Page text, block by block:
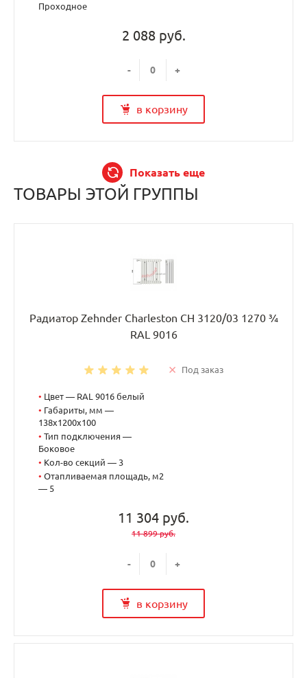
Проходное
2 088 руб.
- +
в корзину
Показать еще
ТОВАРЫ ЭТОЙ ГРУППЫ
Радиатор Zehnder Charleston CH 3120/03 1270 ¾
RAL 9016
Под заказ
• Цвет — RAL 9016 белый
• Габариты, мм —
138x1200x100
• Тип подключения —
Боковое
• Кол-во секций — 3
• Отапливаемая площадь, м2
— 5
11 304 руб.
11 899 руб.
- +
в корзину